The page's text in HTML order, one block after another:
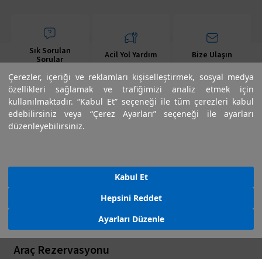
Çerezler, içeriği ve reklamları kişiselleştirmek, sosyal medya
özellikleri sağlamak ve trafiğimizi analiz etmek için
kullanılmaktadır. “Kabul Et” seçeneği ile tüm çerezleri kabul
edebilirsiniz veya “Çerez Ayarları” seçeneği ile ayarları
düzenleyebilirsiniz.
Ayarları Düzenle
Hepsini Reddet
Kabul Et
Sık Sorulan
Sorular Acil Yol Yardım Bize Ulaşın
Araç Rezervasyonu